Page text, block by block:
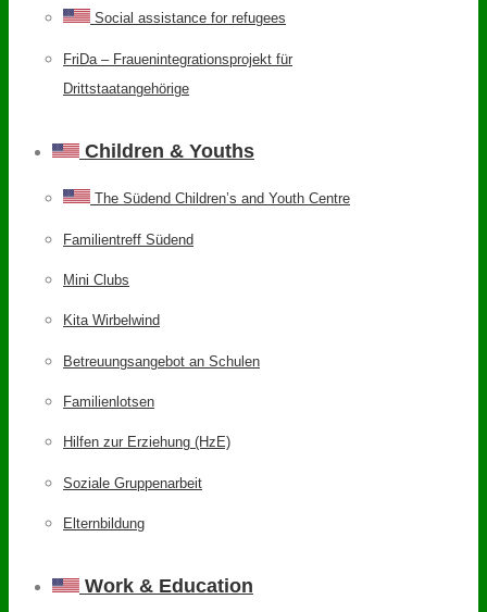
Social assistance for refugees
FriDa – Frauenintegrationsprojekt für
Drittstaatangehörige
Children & Youths
The Südend Children’s and Youth Centre
Familientreff Südend
Mini Clubs
Kita Wirbelwind
Betreuungsangebot an Schulen
Familienlotsen
Hilfen zur Erziehung (HzE)
Soziale Gruppenarbeit
Elternbildung
Work & Education